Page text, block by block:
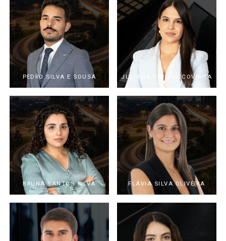
PEDRO SILVA E SOUSA JULIANA PEREIRA COVINHA
BRUNA SANTOS SILVA FLÁVIA SILVA OLIVEIRA